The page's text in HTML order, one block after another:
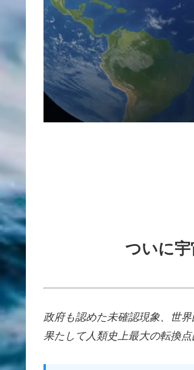
ついに宇
政府も認めた未確認現象、世
果たして人類史上最大の転換